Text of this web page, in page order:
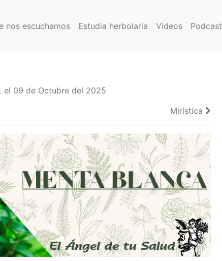
nos escuchamos Estudia herbolaria Videos Podcast
el 09 de Octubre del 2025
Mirística